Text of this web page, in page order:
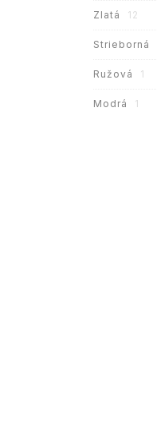
Zlatá 12
Strieborná
Ružová 1
Modrá 1